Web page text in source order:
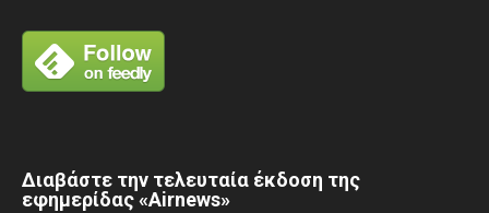
Διαβάστε την τελευταία έκδοση της
εφημερίδας «Airnews»